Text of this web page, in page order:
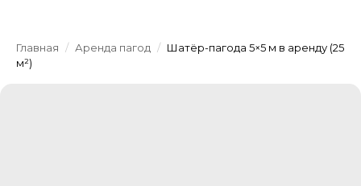
Главная / Аренда пагод / Шатёр-пагода 5×5 м в аренду (25
м²)